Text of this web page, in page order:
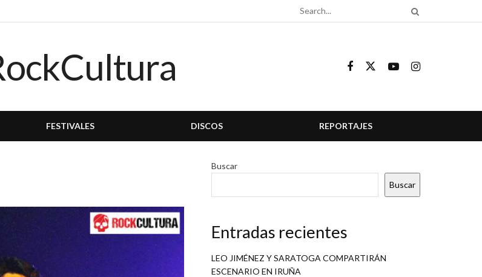
FESTIVALES DISCOS REPORTAJES
Buscar
Buscar
Entradas recientes
LEO JIMÉNEZ Y SARATOGA COMPARTIRÁN
ESCENARIO EN IRUÑA